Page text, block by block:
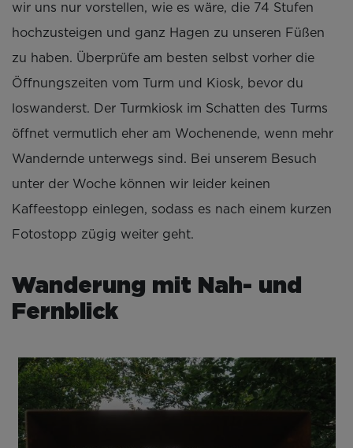
wir uns nur vorstellen, wie es wäre, die 74 Stufen
hochzusteigen und ganz Hagen zu unseren Füßen
zu haben. Überprüfe am besten selbst vorher die
Öffnungszeiten vom Turm und Kiosk, bevor du
loswanderst. Der Turmkiosk im Schatten des Turms
öffnet vermutlich eher am Wochenende, wenn mehr
Wandernde unterwegs sind. Bei unserem Besuch
unter der Woche können wir leider keinen
Kaffeestopp einlegen, sodass es nach einem kurzen
Fotostopp zügig weiter geht.
Wanderung mit Nah- und
Fernblick